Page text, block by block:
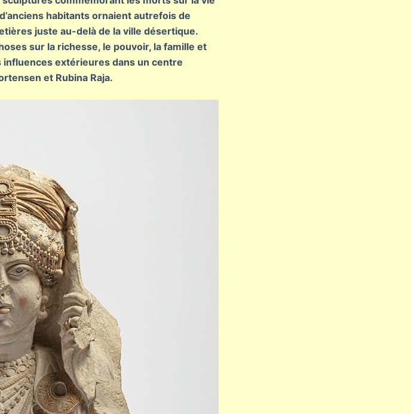
habitants ornaient autrefois de
juste au-delà de la ville désertique.
sur la richesse, le pouvoir, la famille et
influences extérieures dans un centre
et Rubina Raja.